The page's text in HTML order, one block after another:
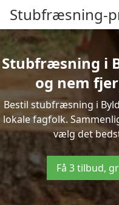
Stubfræsning-
Stubfræsning i
og nem
Bestil stubfræsning i
lokale fagfolk.
vælg det
Få 3 tilbud,